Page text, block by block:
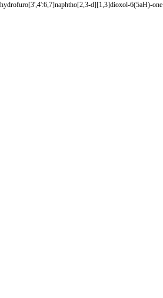
d][1,3]dioxol-6(5aH)-one